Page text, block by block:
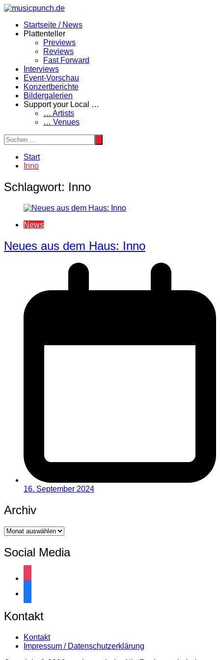
Zum
springenStartseite / News
Plattenteller
Previews
Reviews
Fast Forward
Interviews
Event-Vorschau
Konzertberichte
Bildergalerien
Support your Local …
… Artists
… Venues
Start
Inno
Schlagwort: Inno
News
Neues aus dem Haus: Inno
16. September 2024
Archiv
Archiv
Social Media
Kontakt
Kontakt
Impressum / Datenschutzerklärung